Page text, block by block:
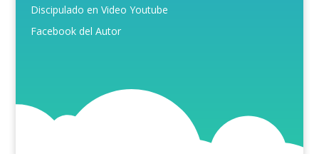
Discipulado en Video Youtube
Facebook del Autor